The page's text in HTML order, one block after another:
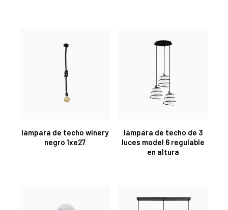
lámpara de techo winery
negro 1xe27
lámpara de techo de 3
luces model 6 regulable
en altura